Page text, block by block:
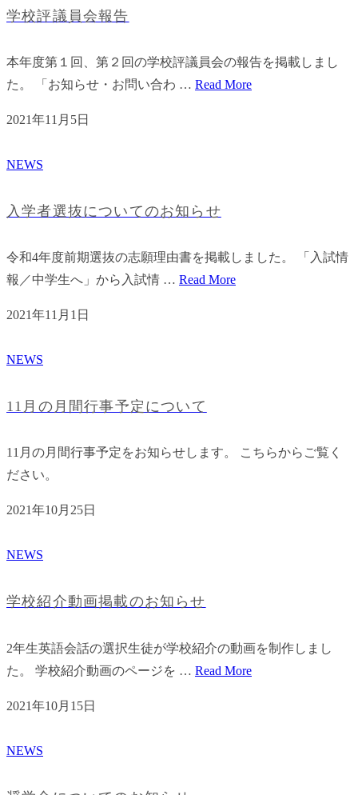
学校評議員会報告
本年度第１回、第２回の学校評議員会の報告を掲載しまし
た。 「お知らせ・お問い合わ … Read More
2021年11月5日
NEWS
入学者選抜についてのお知らせ
令和4年度前期選抜の志願理由書を掲載しました。 「入試情
報／中学生へ」から入試情 … Read More
2021年11月1日
NEWS
11月の月間行事予定について
11月の月間行事予定をお知らせします。 こちらからご覧く
ださい。
2021年10月25日
NEWS
学校紹介動画掲載のお知らせ
2年生英語会話の選択生徒が学校紹介の動画を制作しまし
た。 学校紹介動画のページを … Read More
2021年10月15日
NEWS